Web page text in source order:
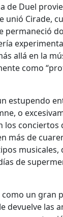
de Duel
unió Cirade,
permaneció
allá en la
como
estupendo
o
los conciertos
más de
musicales,
de
como un gran
devuelve las